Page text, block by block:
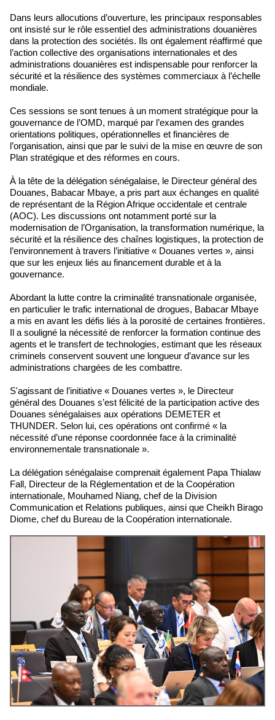
Dans leurs allocutions d’ouverture, les principaux responsables
ont insisté sur le rôle essentiel des administrations douanières
dans la protection des sociétés. Ils ont également réaffirmé que
l’action collective des organisations internationales et des
administrations douanières est indispensable pour renforcer la
sécurité et la résilience des systèmes commerciaux à l’échelle
mondiale.
Ces sessions se sont tenues à un moment stratégique pour la
gouvernance de l’OMD, marqué par l’examen des grandes
orientations politiques, opérationnelles et financières de
l’organisation, ainsi que par le suivi de la mise en œuvre de son
Plan stratégique et des réformes en cours.
À la tête de la délégation sénégalaise, le Directeur général des
Douanes, Babacar Mbaye, a pris part aux échanges en qualité
de représentant de la Région Afrique occidentale et centrale
(AOC). Les discussions ont notamment porté sur la
modernisation de l’Organisation, la transformation numérique, la
sécurité et la résilience des chaînes logistiques, la protection de
l’environnement à travers l’initiative « Douanes vertes », ainsi
que sur les enjeux liés au financement durable et à la
gouvernance.
Abordant la lutte contre la criminalité transnationale organisée,
en particulier le trafic international de drogues, Babacar Mbaye
a mis en avant les défis liés à la porosité de certaines frontières.
Il a souligné la nécessité de renforcer la formation continue des
agents et le transfert de technologies, estimant que les réseaux
criminels conservent souvent une longueur d’avance sur les
administrations chargées de les combattre.
S'agissant de l’initiative « Douanes vertes », le Directeur
général des Douanes s’est félicité de la participation active des
Douanes sénégalaises aux opérations DEMETER et
THUNDER. Selon lui, ces opérations ont confirmé « la
nécessité d’une réponse coordonnée face à la criminalité
environnementale transnationale ».
La délégation sénégalaise comprenait également Papa Thialaw
Fall, Directeur de la Réglementation et de la Coopération
internationale, Mouhamed Niang, chef de la Division
Communication et Relations publiques, ainsi que Cheikh Birago
Diome, chef du Bureau de la Coopération internationale.